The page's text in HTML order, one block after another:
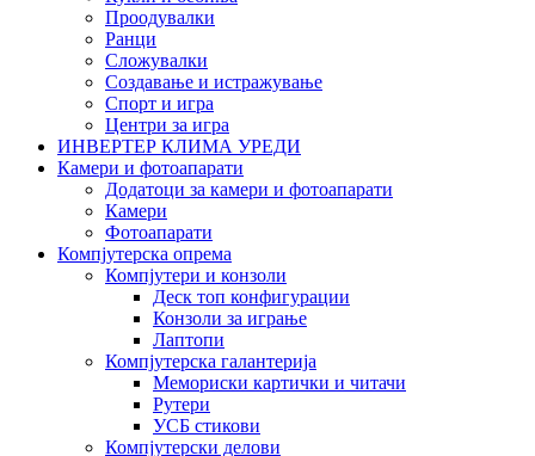
Проодувалки
Ранци
Сложувалки
Создавање и истражување
Спорт и игра
Центри за игра
ИНВЕРТЕР КЛИМА УРЕДИ
Камери и фотоапарати
Додатоци за камери и фотоапарати
Камери
Фотоапарати
Компјутерска опрема
Компјутери и конзоли
Деск топ конфигурации
Конзоли за играње
Лаптопи
Компјутерска галантерија
Мемориски картички и читачи
Рутери
УСБ стикови
Компјутерски делови